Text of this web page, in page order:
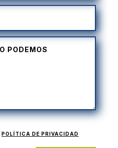
POLÍTICA DE PRIVACIDAD